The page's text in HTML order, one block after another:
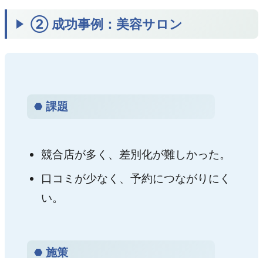
② 成功事例：美容サロン
課題
競合店が多く、差別化が難しかった。
口コミが少なく、予約につながりにく
い。
施策